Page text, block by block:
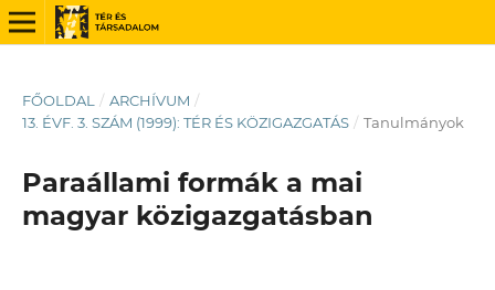
FŐOLDAL / ARCHÍVUM /
13. ÉVF. 3. SZÁM (1999): TÉR ÉS KÖZIGAZGATÁS / Tanulmányok
Paraállami formák a mai
magyar közigazgatásban